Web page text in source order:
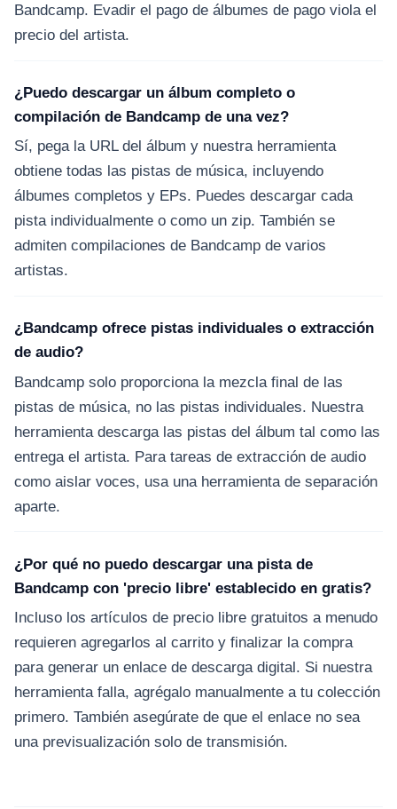
Bandcamp. Evadir el pago de álbumes de pago viola el
precio del artista.
¿Puedo descargar un álbum completo o
compilación de Bandcamp de una vez?
Sí, pega la URL del álbum y nuestra herramienta
obtiene todas las pistas de música, incluyendo
álbumes completos y EPs. Puedes descargar cada
pista individualmente o como un zip. También se
admiten compilaciones de Bandcamp de varios
artistas.
¿Bandcamp ofrece pistas individuales o extracción
de audio?
Bandcamp solo proporciona la mezcla final de las
pistas de música, no las pistas individuales. Nuestra
herramienta descarga las pistas del álbum tal como las
entrega el artista. Para tareas de extracción de audio
como aislar voces, usa una herramienta de separación
aparte.
¿Por qué no puedo descargar una pista de
Bandcamp con 'precio libre' establecido en gratis?
Incluso los artículos de precio libre gratuitos a menudo
requieren agregarlos al carrito y finalizar la compra
para generar un enlace de descarga digital. Si nuestra
herramienta falla, agrégalo manualmente a tu colección
primero. También asegúrate de que el enlace no sea
una previsualización solo de transmisión.